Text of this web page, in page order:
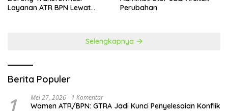
Layanan ATR BPN Lewat
Perubahan
Selengkapnya
Berita Populer
1 Mei 27, 2026 1 Komentar
Wamen ATR/BPN: GTRA Jadi Kunci Penyelesaian Konflik